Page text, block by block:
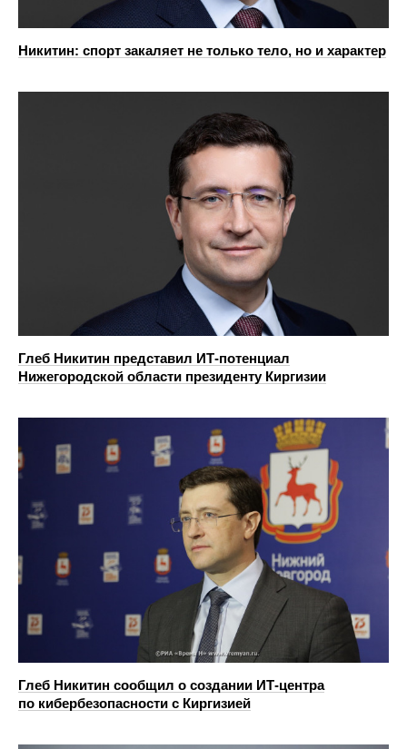
Никитин: спорт закаляет не только тело, но и характер
Глеб Никитин представил ИТ-потенциал
Нижегородской области президенту Киргизии
Глеб Никитин сообщил о создании ИТ-центра
по кибербезопасности с Киргизией